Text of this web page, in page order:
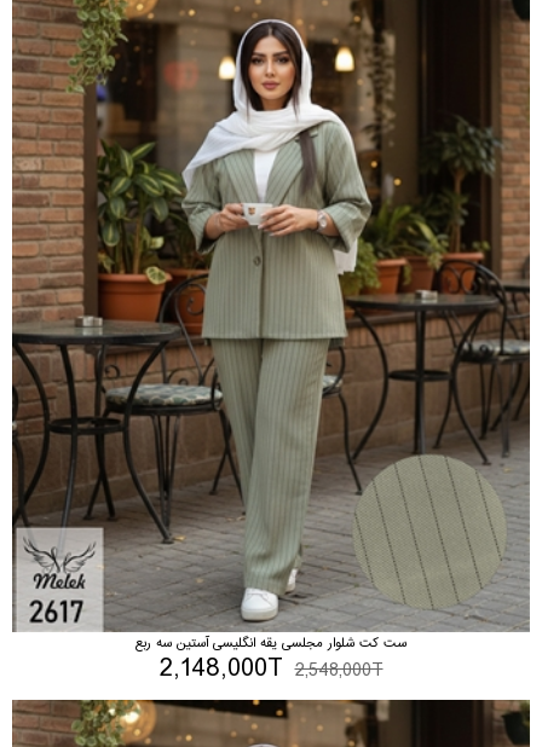
ست کت شلوار مجلسی یقه انگلیسی آستین سه ربع
2,548,000T
2,148,000T